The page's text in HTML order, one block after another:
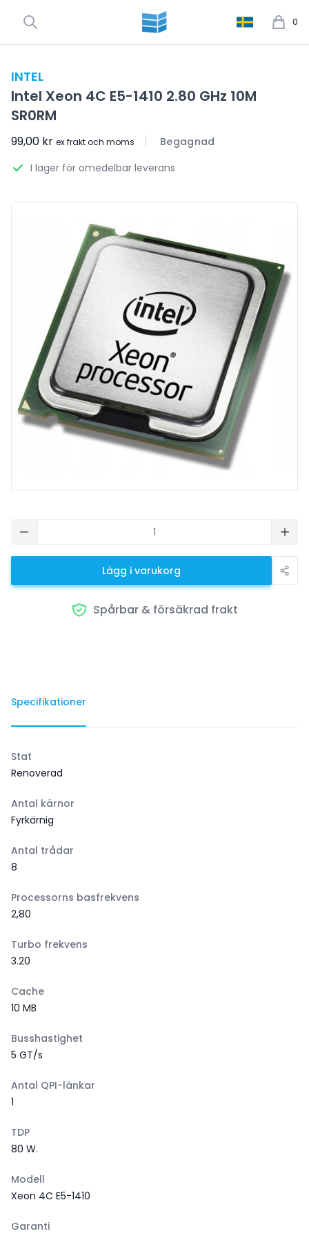
0
INTEL
Intel Xeon 4C E5-1410 2.80 GHz 10M
SR0RM
99,00 kr ex frakt och moms
Begagnad
I lager för omedelbar leverans
Lägg i varukorg
Spårbar & försäkrad frakt
Specifikationer
Stat
Renoverad
Antal kärnor
Fyrkärnig
Antal trådar
8
Processorns basfrekvens
2,80
Turbo frekvens
3.20
Cache
10 MB
Busshastighet
5 GT/s
Antal QPI-länkar
1
TDP
80 W.
Modell
Xeon 4C E5-1410
Garanti